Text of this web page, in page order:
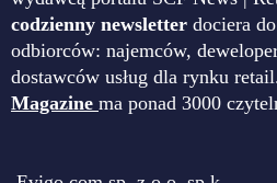
codzienny newsletter dociera
odbiorców: najemców,
dostawców usług dla rynku
Magazine ma ponad 3000